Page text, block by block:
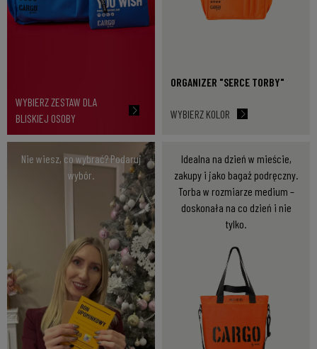
WYBIERZ ZESTAW DLA
BLISKIEJ OSOBY
ORGANIZER "SERCE TORBY"
WYBIERZ KOLOR
Nie wiesz, co wybrać? Podaruj
wybór.
Idealna na dzień w mieście,
zakupy i jako bagaż podręczny.
Torba w rozmiarze medium –
doskonała na co dzień i nie
tylko.